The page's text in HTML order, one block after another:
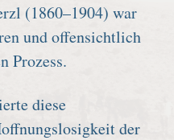
(1860–1904) war
und offensichtlich
Prozess.
diese
der